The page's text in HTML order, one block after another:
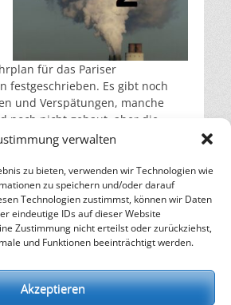
verwalten
zu bieten, verwenden wir Technologien wie
zu speichern und/oder darauf
Technologien zustimmst, können wir Daten
eindeutige IDs auf dieser Website
Zustimmung nicht erteilst oder zurückziehst,
und Funktionen beeinträchtigt werden.
Akzeptieren
für das Pariser
festgeschrieben. Es gibt noch
und Verspätungen, manche
noch nicht gebaut, aber die
sind froh, etwas vorweisen
Presseschau aufRenews.
Zukunft –
Klimawandel und Energiewende.